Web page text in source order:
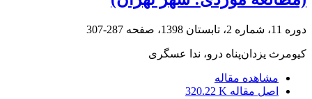
دوره 11، شماره 2، تابستان 1398، صفحه 287-307
کیومرث یزدان‌پناه درو، ندا عسگری
مشاهده مقاله
اصل مقاله 320.22 K